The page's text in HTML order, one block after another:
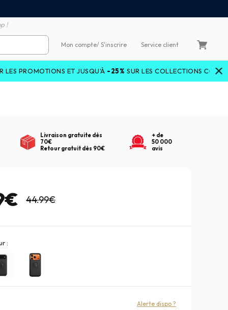
!
Mon compte/ S'inscrire Service client
ET JUSQU'À -25%SUR LES COLLECTIONS COURANTES
Livraison gratuite dès
70€
Retour gratuit dès 90€
+ de
50 000
avis
44.99€
:
Alerte dispo ?